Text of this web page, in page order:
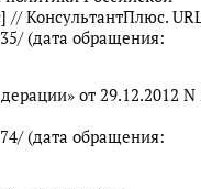
// КонсультантПлюс.
(дата обращения:
от 29.12.2012 N
(дата обращения: